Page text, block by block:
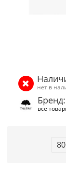
нет в
все